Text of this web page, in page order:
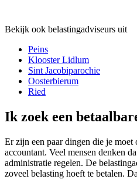
Bekijk ook belastingadviseurs uit
Peins
Klooster Lidlum
Sint Jacobiparochie
Oosterbierum
Ried
Ik zoek een
Er zijn een paar dingen die je
accountant. Veel mensen denken
administratie regelen. De
zoveel belasting hoeft te betalen.